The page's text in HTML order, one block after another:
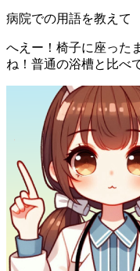
病院での用語を教えて
へえー！椅子に座った
ね！普通の浴槽と比べ